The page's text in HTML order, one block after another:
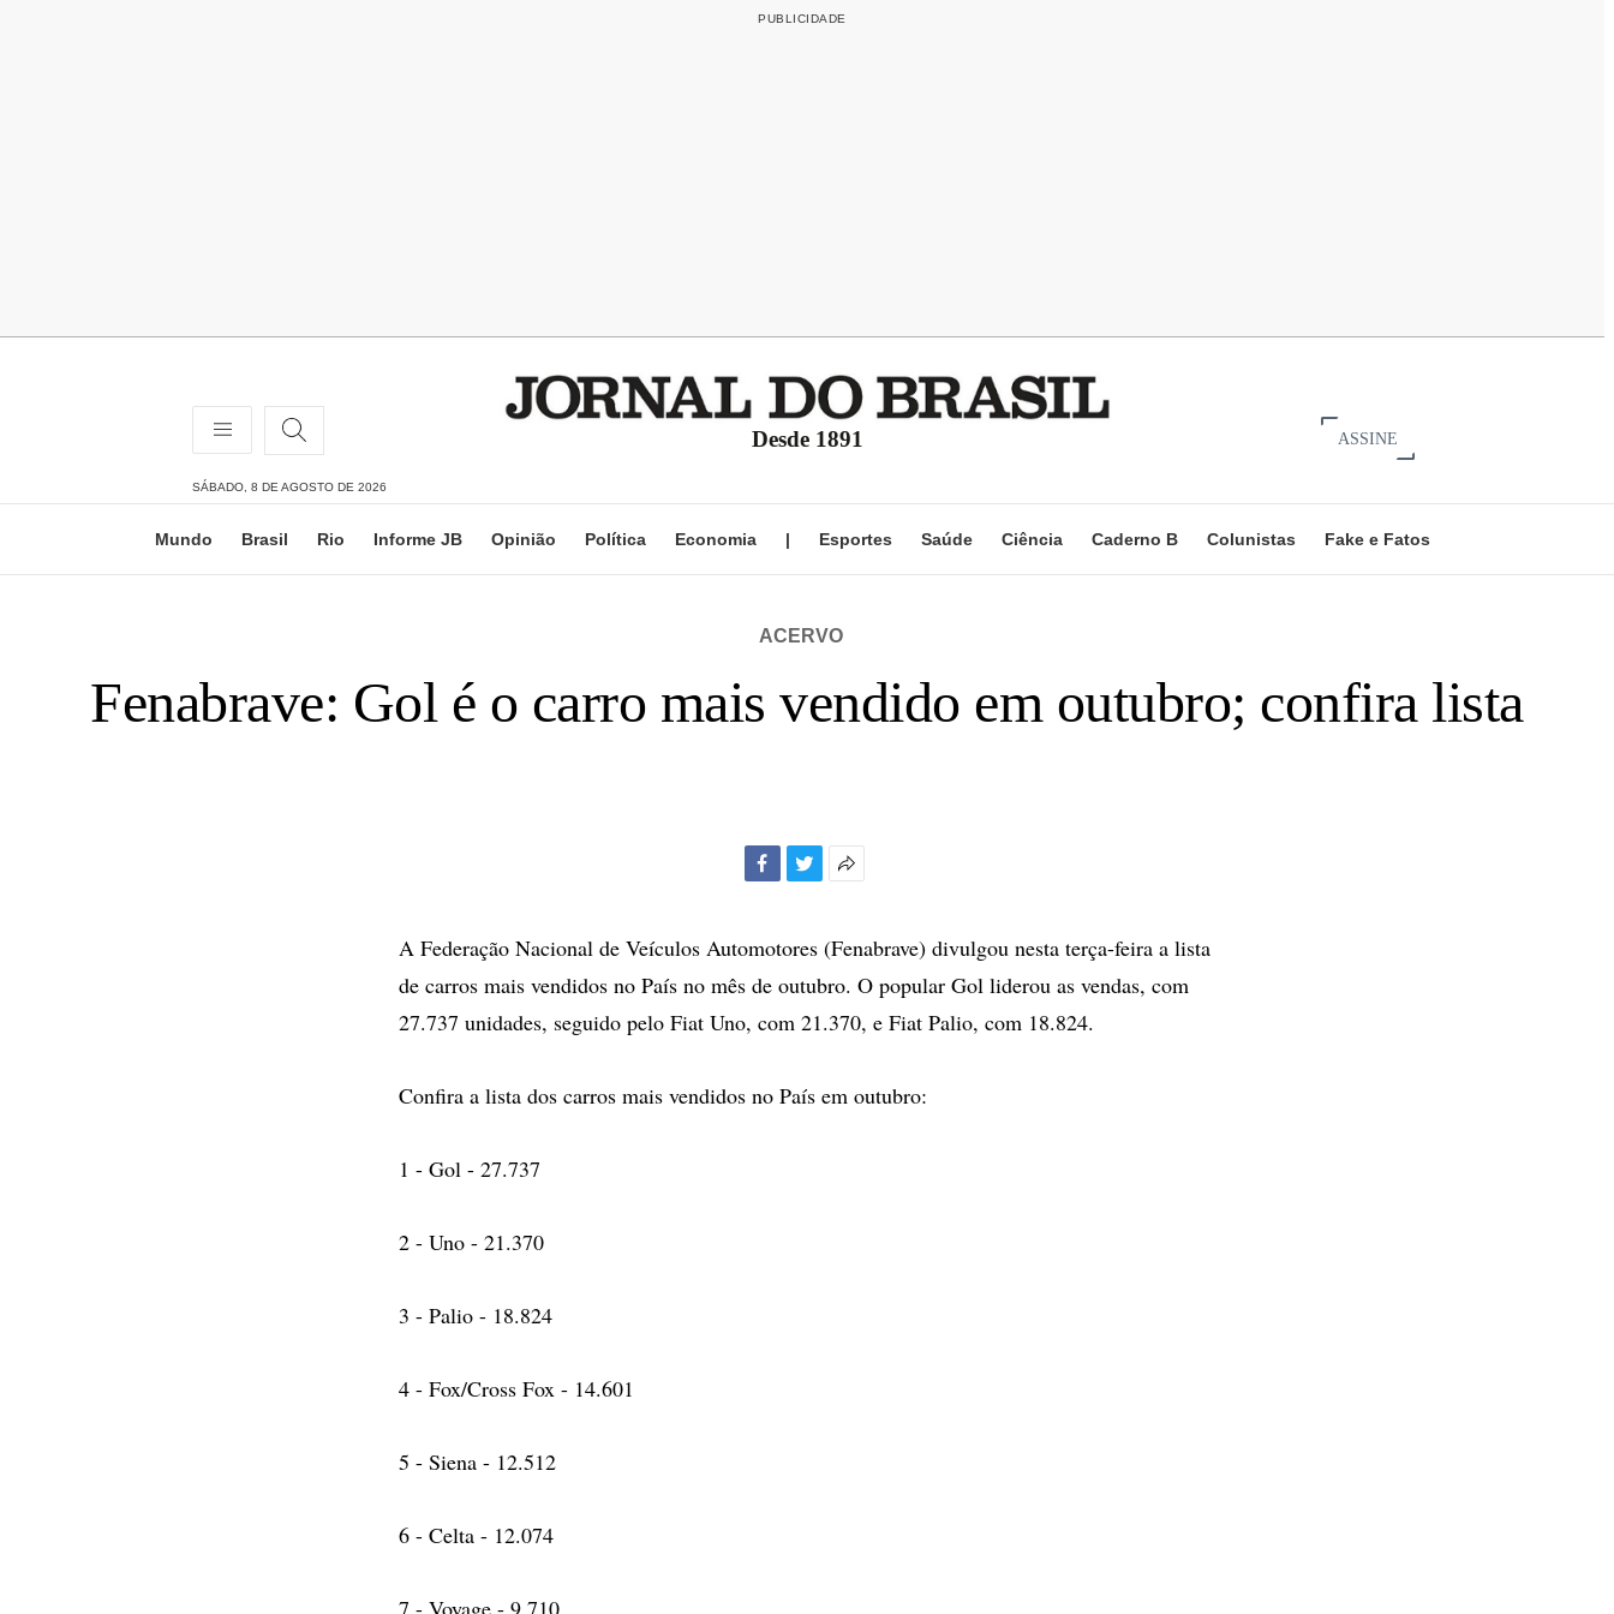
Desde 1891 ASSINE
SÁBADO, 8 DE AGOSTO DE 2026
Mundo Brasil Rio Informe JB Opinião Política Economia | Esportes Saúde Ciência Caderno B Colunistas Fake e Fatos
ACERVO
Fenabrave: Gol é o carro mais vendido em outubro; confira lista
compartilhamento
A Federação Nacional de Veículos Automotores (Fenabrave) divulgou nesta terça-feira a lista
de carros mais vendidos no País no mês de outubro. O popular Gol liderou as vendas, com
27.737 unidades, seguido pelo Fiat Uno, com 21.370, e Fiat Palio, com 18.824.
Confira a lista dos carros mais vendidos no País em outubro:
1 - Gol - 27.737
2 - Uno - 21.370
3 - Palio - 18.824
4 - Fox/Cross Fox - 14.601
5 - Siena - 12.512
6 - Celta - 12.074
7 - Voyage - 9.710